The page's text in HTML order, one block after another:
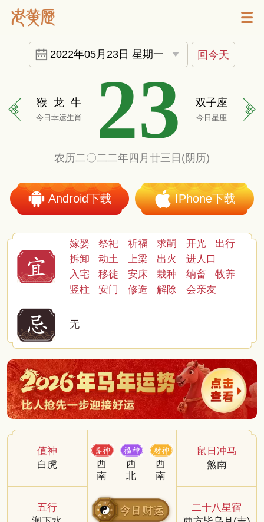
2022年05月23日 星期一 回今天
猴 龙 牛
今日幸运生肖 23 双子座
今日星座
农历二〇二二年四月廿三日(阴历)
Android下载 IPhone下载
嫁娶 祭祀 祈福 求嗣 开光
出行
拆卸
动土 上梁 出火
进人口
入宅
移徙 安床 栽种 纳畜
牧养
竖柱
安门 修造 解除 会亲友
无
值神
白虎
五行
西
南
西
北
西
南
鼠日冲马
煞南
二十八星宿